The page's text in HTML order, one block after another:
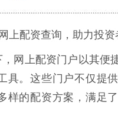
上配资查询，助力投
网上配资门户以其便
具。这些门户不仅提
样的配资方案，满足